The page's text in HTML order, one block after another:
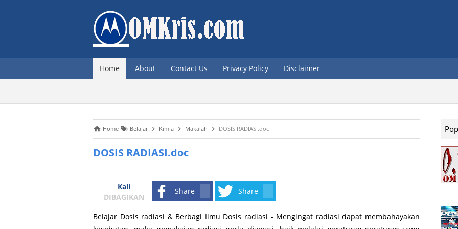
Home About Contact Us Privacy Policy Disclaimer
Home Belajar Kimia Makalah DOSIS RADIASI.doc
DOSIS RADIASI.doc
Kali
DIBAGIKAN
Share Share
Belajar Dosis radiasi & Berbagi Ilmu Dosis radiasi - Mengingat radiasi dapat membahayakan